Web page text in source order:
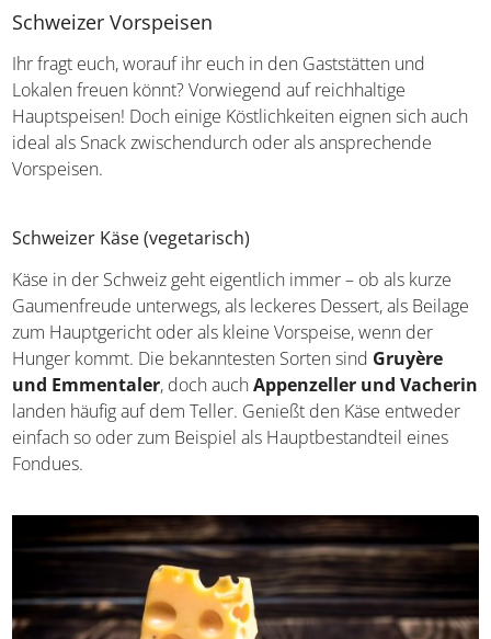
in Höhe des Betrags gegeben, der etwa zehn Prozent der
Schweizer Vorspeisen
Ihr fragt euch, worauf ihr euch in den Gaststätten und
Lokalen freuen könnt? Vorwiegend auf reichhaltige
auch ideal als Snack zwischendurch oder als
ansprechende Vorspeisen.
Schweizer Käse (vegetarisch)
Käse in der Schweiz geht eigentlich immer – ob als kurze
Gaumenfreude unterwegs, als leckeres Dessert, als
Beilage zum Hauptgericht oder als kleine Vorspeise,
wenn der Hunger kommt. Die bekanntesten Sorten sind
Gruyère und Emmentaler
Käse entweder einfach so oder zum Beispiel als
Hauptbestandteil eines Fondues.